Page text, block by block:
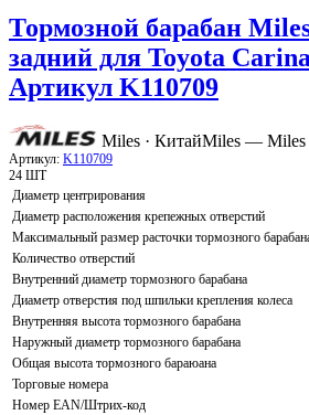
Тормозной барабан
задний для Toyota
Артикул K110709
Miles · КитайMiles — Miles
Артикул: K110709
24 ШТ
Диаметр центрирования
Диаметр расположения крепежных отверстий
Максимальный размер расточки тормозного
Количество отверстий
Внутренний диаметр тормозного барабана
Диаметр отверстия под шпильки крепления колеса
Внутренняя высота тормозного барабана
Наружный диаметр тормозного барабана
Общая высота тормозного бараюана
Торговые номера
Номер EAN/Штрих-код